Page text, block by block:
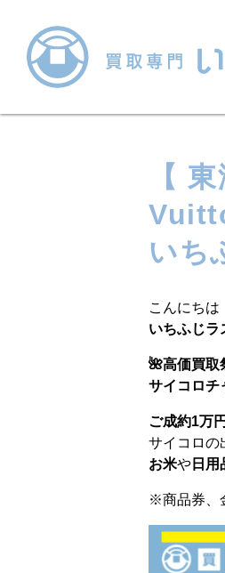
【
いち
こんにちは
いちふじラ
🌺高価買取
サイコロチ
ご成約1万
サイコロの
お米や 日用
※商品券、